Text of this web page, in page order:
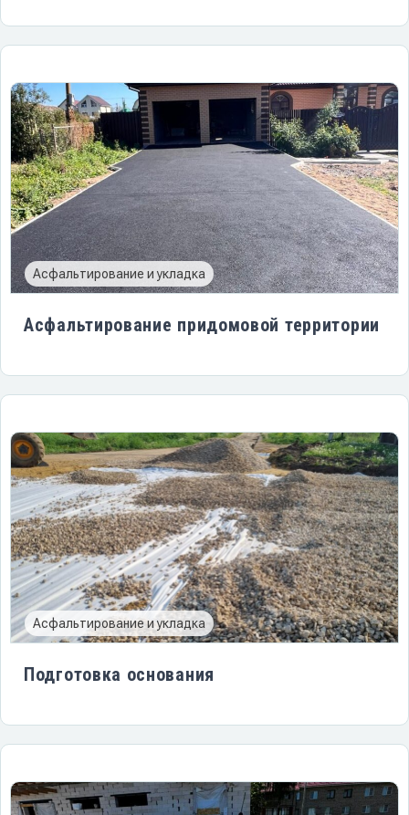
Асфальтирование и укладка
Асфальтирование придомовой территории
Асфальтирование и укладка
Подготовка основания